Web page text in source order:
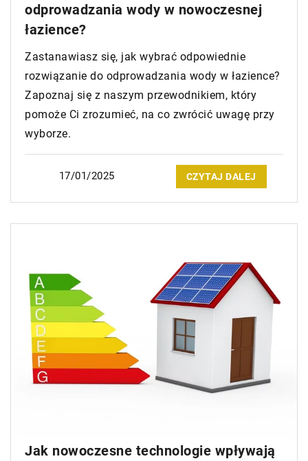
odprowadzania wody w nowoczesnej
łazience?
Zastanawiasz się, jak wybrać odpowiednie
rozwiązanie do odprowadzania wody w łazience?
Zapoznaj się z naszym przewodnikiem, który
pomoże Ci zrozumieć, na co zwrócić uwagę przy
wyborze.
17/01/2025 CZYTAJ DALEJ
Jak nowoczesne technologie wpływają